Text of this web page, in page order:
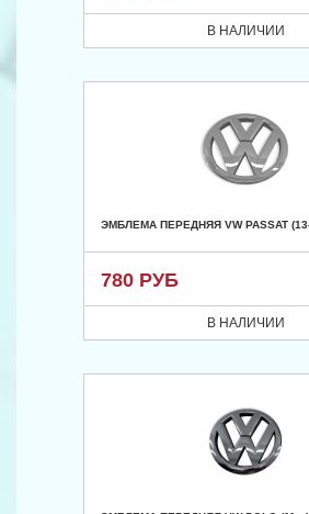
В НАЛИЧИИ
ЭМБЛЕМА ПЕРЕДНЯЯ VW PASSAT
780 РУБ
В НАЛИЧИИ